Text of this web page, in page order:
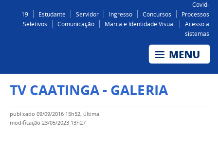
Covid-
19
Estudante Servidor Ingresso Concursos
Processos
Seletivos
Comunicação Marca e Identidade Visual
Acesso a
sistemas
TV CAATINGA - GALERIA
publicado 09/09/2016 15h52, última
modificação 23/05/2023 13h27